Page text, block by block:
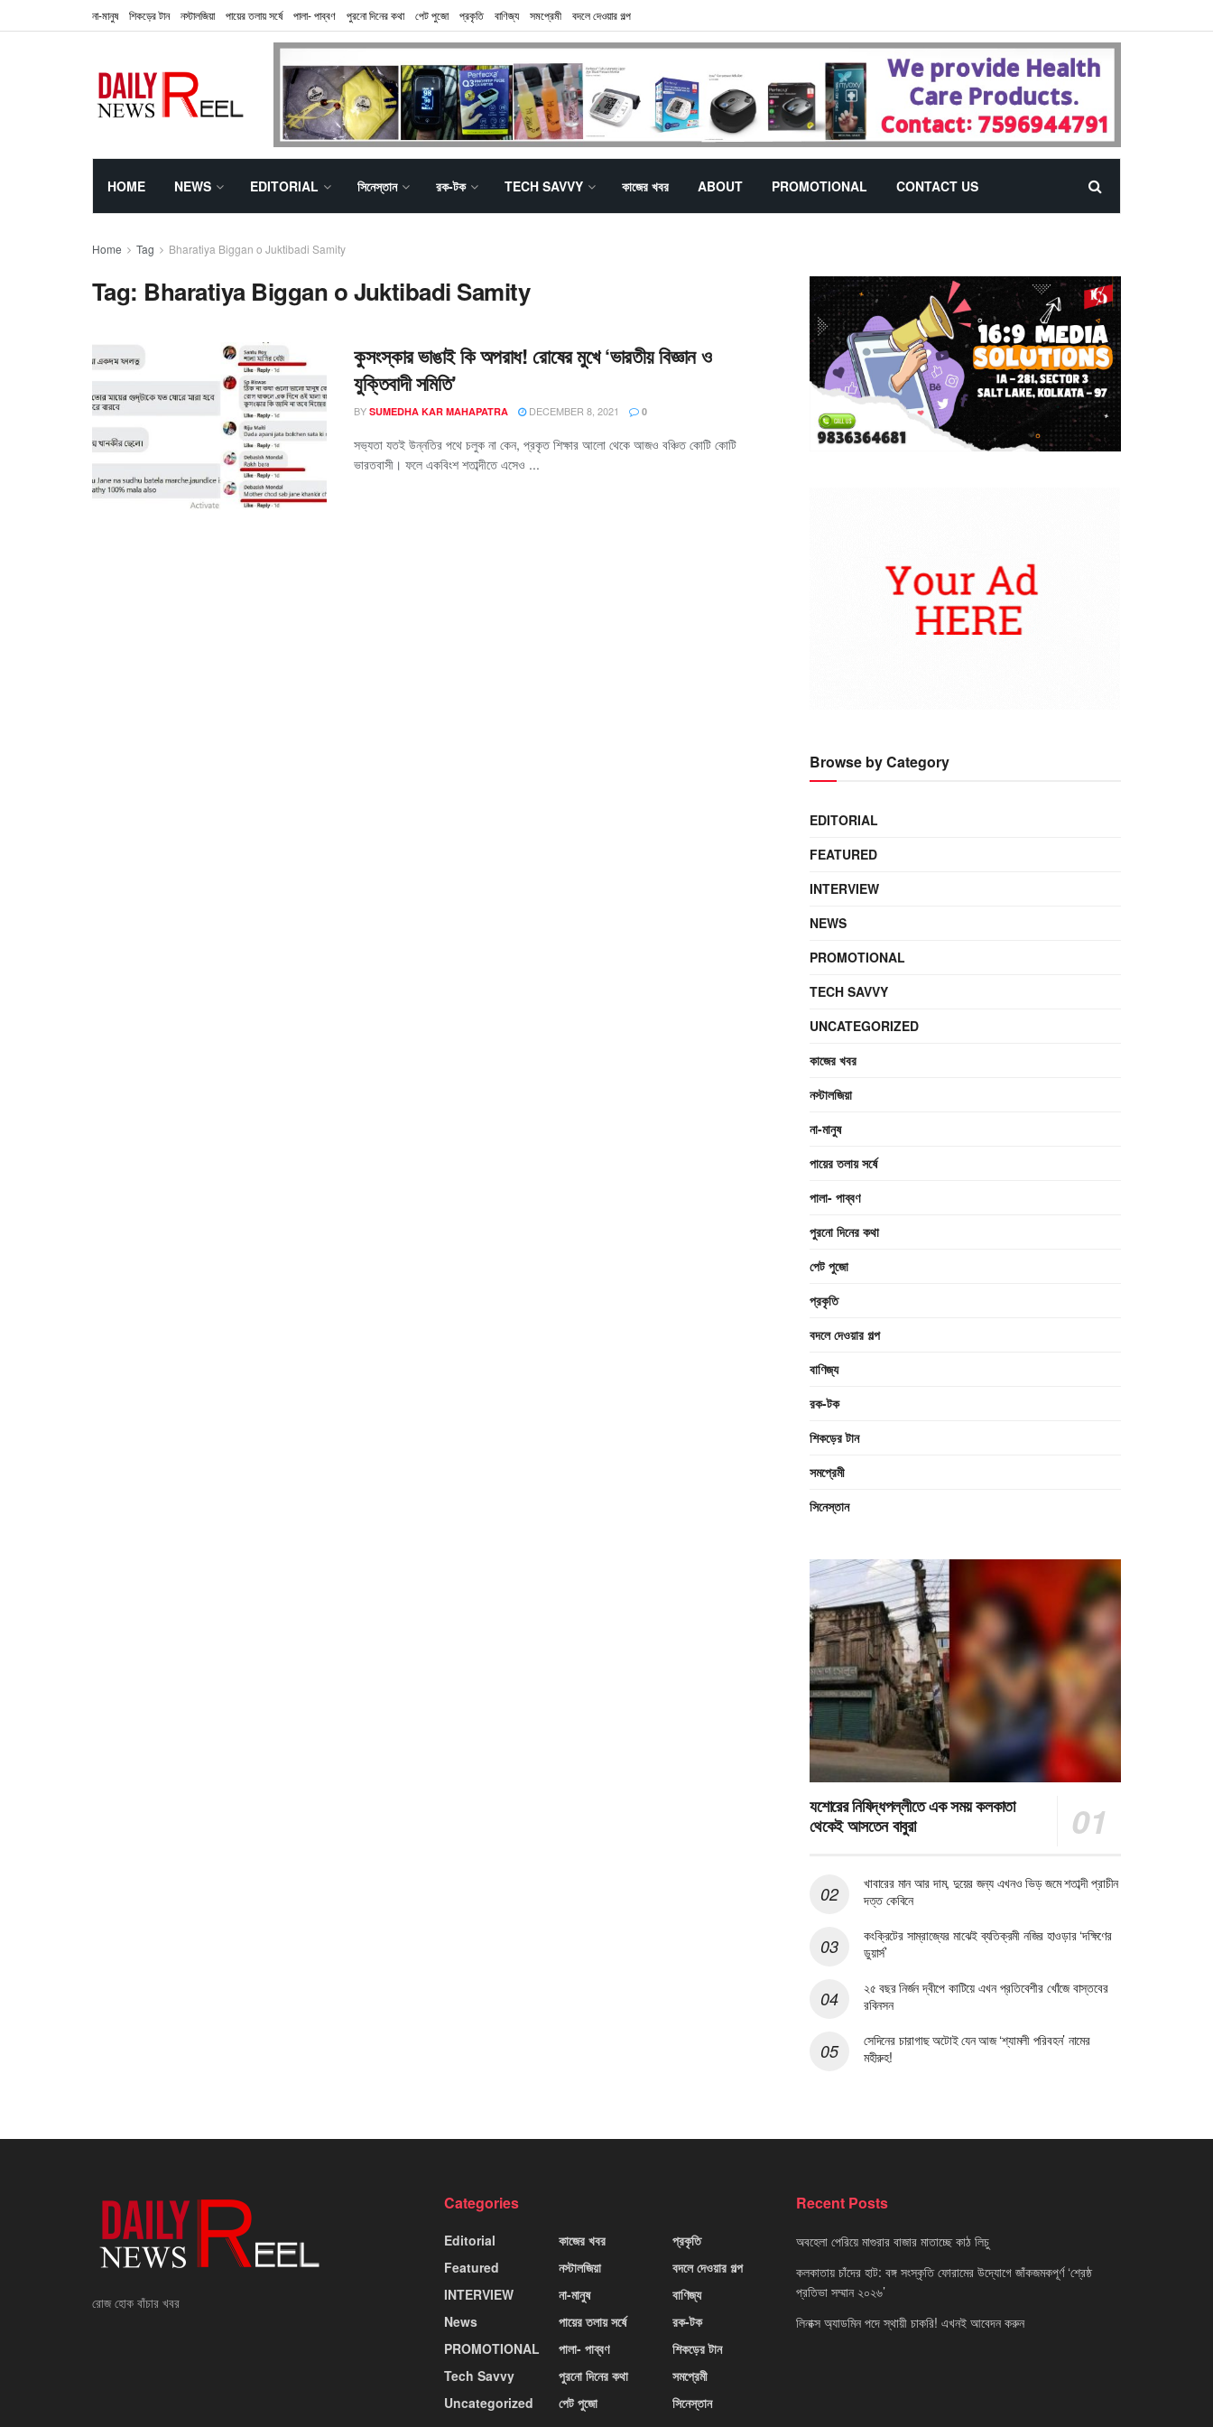
না-মানুষ শিকড়ের টান নস্টালজিয়া পায়ের তলায় সর্ষে পালা- পাব্বণ পুরনো দিনের কথা পেট পুজো প্রকৃতি বাণিজ্য সমপ্রেমী বদলে দেওয়ার গল্প
HOME NEWS EDITORIAL সিনেস্তান রক-টক TECH SAVVY কাজের খবর ABOUT PROMOTIONAL CONTACT US
Home Tag Bharatiya Biggan o Juktibadi Samity
Tag: Bharatiya Biggan o Juktibadi Samity
কুসংস্কার ভাঙাই কি অপরাধ! রোষের মুখে ‘ভারতীয় বিজ্ঞান ও
যুক্তিবাদী সমিতি’
BY SUMEDHA KAR MAHAPATRA DECEMBER 8, 2021 0
সভ‍্যতা যতই উন্নতির পথে চলুক না কেন, প্রকৃত শিক্ষার আলো থেকে আজও বঞ্চিত কোটি কোটি
ভারতবাসী। ফলে একবিংশ শতাব্দীতে এসেও ...
Browse by Category
EDITORIAL
FEATURED
INTERVIEW
NEWS
PROMOTIONAL
TECH SAVVY
UNCATEGORIZED
কাজের খবর
নস্টালজিয়া
না-মানুষ
পায়ের তলায় সর্ষে
পালা- পাব্বণ
পুরনো দিনের কথা
পেট পুজো
প্রকৃতি
বদলে দেওয়ার গল্প
বাণিজ্য
রক-টক
শিকড়ের টান
সমপ্রেমী
সিনেস্তান
যশোরের নিষিদ্ধপল্লীতে এক সময় কলকাতা
থেকেই আসতেন বাবুরা
খাবারের মান আর দাম, দুয়ের জন্য এখনও ভিড় জমে শতাব্দী প্রাচীন
দত্ত কেবিনে
কংক্রিটের সাম্রাজ্যের মাঝেই ব্যতিক্রমী নজির হাওড়ার ‘দক্ষিণের
ডুয়ার্স’
২৫ বছর নির্জন দ্বীপে কাটিয়ে এখন প্রতিবেশীর খোঁজে বাস্তবের
রবিনসন
সেদিনের চারাগাছ অটোই যেন আজ ‘শ্যামলী পরিবহন’ নামের
মহীরুহ!
রোজ হোক বাঁচার খবর
Categories
Editorial
Featured
INTERVIEW
News
PROMOTIONAL
Tech Savvy
Uncategorized
কাজের খবর
নস্টালজিয়া
না-মানুষ
পায়ের তলায় সর্ষে
পালা- পাব্বণ
পুরনো দিনের কথা
পেট পুজো
প্রকৃতি
বদলে দেওয়ার গল্প
বাণিজ্য
রক-টক
শিকড়ের টান
সমপ্রেমী
সিনেস্তান
Recent Posts
অবহেলা পেরিয়ে মাগুরার বাজার মাতাচ্ছে কাঠ লিচু
কলকাতায় চাঁদের হাট: বঙ্গ সংস্কৃতি ফোরামের উদ্যোগে জাঁকজমকপূর্ণ ‘শ্রেষ্ঠ
প্রতিভা সম্মান ২০২৬’
লিনাক্স অ্যাডমিন পদে স্থায়ী চাকরি! এখনই আবেদন করুন